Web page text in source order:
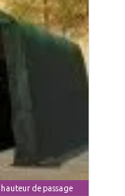
de passage